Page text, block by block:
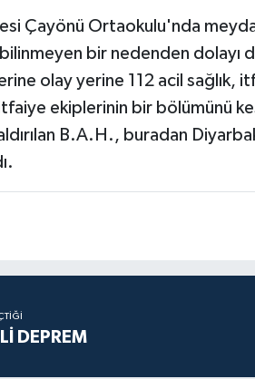
Çayönü Ortaokulu'nda
bir nedenden dolayı
olay yerine 112 acil sağlık,
ekiplerinin bir bölümünü
B.A.H., buradan
DEPREM